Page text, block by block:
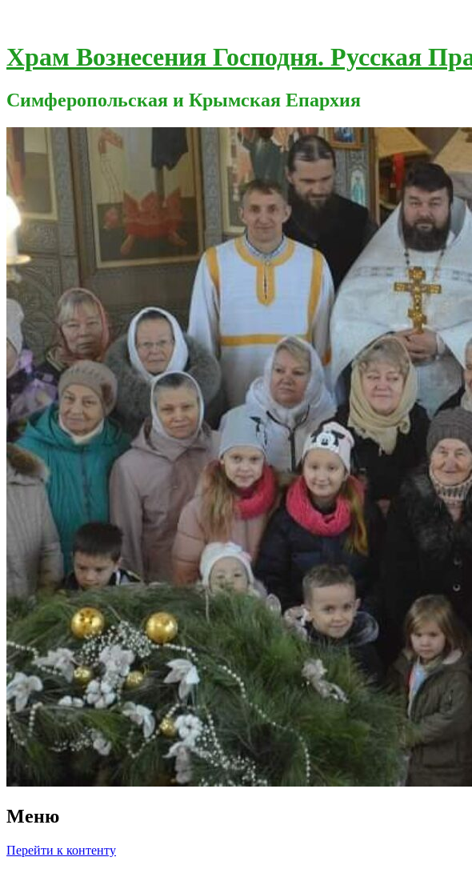
Храм Вознесения Господня. Русская
Симферопольская и Крымская Епархия
Меню
Перейти к контенту